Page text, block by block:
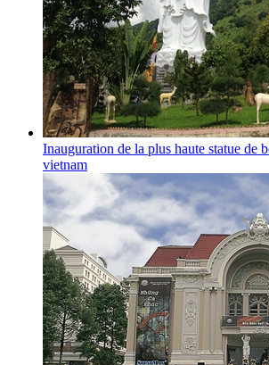
Inauguration de la plus haute statue de
vietnam